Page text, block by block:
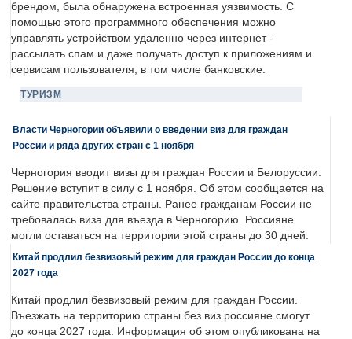
брендом, была обнаружена встроенная уязвимость. С
помощью этого программного обеспечения можно
управлять устройством удаленно через интернет -
рассылать спам и даже получать доступ к приложениям и
сервисам пользователя, в том числе банковские.
ТУРИЗМ
Власти Черногории объявили о введении виз для граждан
России и ряда других стран с 1 ноября
Черногория вводит визы для граждан России и Белоруссии.
Решение вступит в силу с 1 ноября. Об этом сообщается на
сайте правительства страны. Ранее гражданам России не
требовалась виза для въезда в Черногорию. Россияне
могли оставаться на территории этой страны до 30 дней.
Китай продлил безвизовый режим для граждан России до конца
2027 года
Китай продлил безвизовый режим для граждан России.
Въезжать на территорию страны без виз россияне смогут
до конца 2027 года. Информация об этом опубликована на